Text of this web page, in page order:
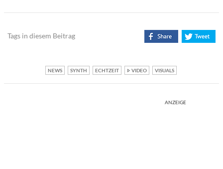
Tags in diesem Beitrag
NEWS SYNTH ECHTZEIT VIDEO VISUALS
ANZEIGE